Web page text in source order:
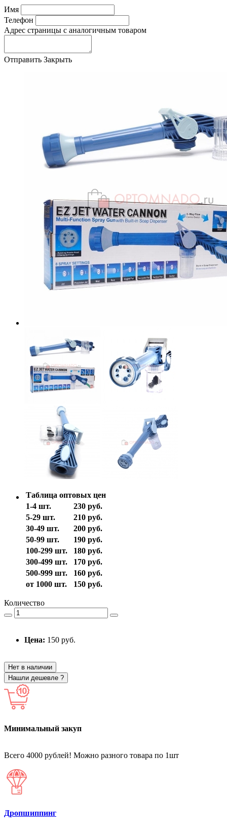
Имя
Телефон
Адрес страницы с аналогичным товаром
Отправить Закрыть
Таблица оптовых цен
1-4 шт.
230 руб.
5-29 шт.
210 руб.
30-49 шт.
200 руб.
50-99 шт.
190 руб.
100-299 шт.
180 руб.
300-499 шт.
170 руб.
500-999 шт.
160 руб.
от 1000 шт.
150 руб.
Количество
Цена: 150 руб.
Нет в наличии
Нашли дешевле ?
Минимальный закуп
Всего 4000 рублей! Можно разного товара по 1шт
Дропшиппинг